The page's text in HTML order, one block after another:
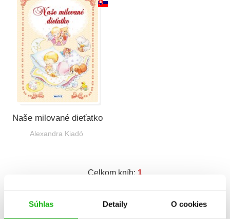
Súhlas Detaily O cookies
Všetky kategórie
Naše milované dieťatko
Alexandra Kiadó
Celkom kníh: 1